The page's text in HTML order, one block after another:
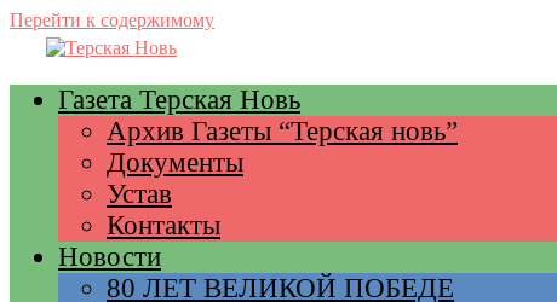
Перейти к содержимому
Газета Терская Новь
Архив Газеты “Терская новь”
Документы
Устав
Контакты
Новости
80 ЛЕТ ВЕЛИКОЙ ПОБЕДЕ